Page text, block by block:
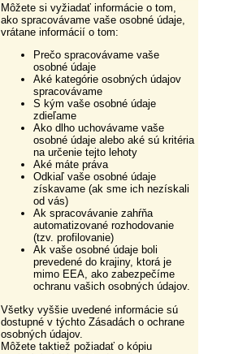
Môžete si vyžiadať informácie o tom,
ako spracovávame vaše osobné údaje,
vrátane informácií o tom:
Prečo spracovávame vaše
osobné údaje
Aké kategórie osobných údajov
spracovávame
S kým vaše osobné údaje
zdieľame
Ako dlho uchovávame vaše
osobné údaje alebo aké sú kritéria
na určenie tejto lehoty
Aké máte práva
Odkiaľ vaše osobné údaje
získavame (ak sme ich nezískali
od vás)
Ak spracovávanie zahŕňa
automatizované rozhodovanie
(tzv. profilovanie)
Ak vaše osobné údaje boli
prevedené do krajiny, ktorá je
mimo EEA, ako zabezpečíme
ochranu vašich osobných údajov.
Všetky vyššie uvedené informácie sú
dostupné v týchto Zásadách o ochrane
osobných údajov.
Môžete taktiež požiadať o kópiu